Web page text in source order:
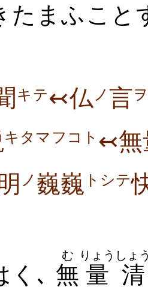
たまふこと
キテ↢仏 ノ 言ヲ
キタマフコト ↢無
ノ 巍巍 トシテ
く､ 無
む
量
りょう しょ